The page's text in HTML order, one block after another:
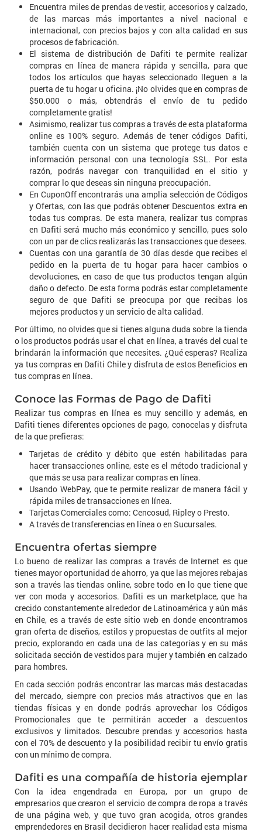
Encuentra miles de prendas de vestir, accesorios y calzado,
de las marcas más importantes a nivel nacional e
internacional, con precios bajos y con alta calidad en sus
procesos de fabricación.
El sistema de distribución de Dafiti te permite realizar
compras en línea de manera rápida y sencilla, para que
todos los artículos que hayas seleccionado lleguen a la
puerta de tu hogar u oficina. ¡No olvides que en compras de
$50.000 o más, obtendrás el envío de tu pedido
completamente gratis!
Asimismo, realizar tus compras a través de esta plataforma
online es 100% seguro. Además de tener códigos Dafiti,
también cuenta con un sistema que protege tus datos e
información personal con una tecnología SSL. Por esta
razón, podrás navegar con tranquilidad en el sitio y
comprar lo que deseas sin ninguna preocupación.
En CuponOff encontrarás una amplia selección de Códigos
y Ofertas, con las que podrás obtener Descuentos extra en
todas tus compras. De esta manera, realizar tus compras
en Dafiti será mucho más económico y sencillo, pues solo
con un par de clics realizarás las transacciones que desees.
Cuentas con una garantía de 30 días desde que recibes el
pedido en la puerta de tu hogar para hacer cambios o
devoluciones, en caso de que tus productos tengan algún
daño o defecto. De esta forma podrás estar completamente
seguro de que Dafiti se preocupa por que recibas los
mejores productos y un servicio de alta calidad.
Por último, no olvides que si tienes alguna duda sobre la tienda
o los productos podrás usar el chat en línea, a través del cual te
brindarán la información que necesites. ¿Qué esperas? Realiza
ya tus compras en Dafiti Chile y disfruta de estos Beneficios en
tus compras en línea.
Conoce las Formas de Pago de Dafiti
Realizar tus compras en línea es muy sencillo y además, en
Dafiti tienes diferentes opciones de pago, conocelas y disfruta
de la que prefieras:
Tarjetas de crédito y débito que estén habilitadas para
hacer transacciones online, este es el método tradicional y
que más se usa para realizar compras en línea.
Usando WebPay, que te permite realizar de manera fácil y
rápida miles de transacciones en línea.
Tarjetas Comerciales como: Cencosud, Ripley o Presto.
A través de transferencias en línea o en Sucursales.
Encuentra ofertas siempre
Lo bueno de realizar las compras a través de Internet es que
tienes mayor oportunidad de ahorro, ya que las mejores rebajas
son a través las tiendas online, sobre todo en lo que tiene que
ver con moda y accesorios. Dafiti es un marketplace, que ha
crecido constantemente alrededor de Latinoamérica y aún más
en Chile, es a través de este sitio web en donde encontramos
gran oferta de diseños, estilos y propuestas de outfits al mejor
precio, explorando en cada una de las categorías y en su más
solicitada sección de vestidos para mujer y también en calzado
para hombres.
En cada sección podrás encontrar las marcas más destacadas
del mercado, siempre con precios más atractivos que en las
tiendas físicas y en donde podrás aprovechar los Códigos
Promocionales que te permitirán acceder a descuentos
exclusivos y limitados. Descubre prendas y accesorios hasta
con el 70% de descuento y la posibilidad recibir tu envío gratis
con un mínimo de compra.
Dafiti es una compañía de historia ejemplar
Con la idea engendrada en Europa, por un grupo de
empresarios que crearon el servicio de compra de ropa a través
de una página web, y que tuvo gran acogida, otros grandes
emprendedores en Brasil decidieron hacer realidad esta misma